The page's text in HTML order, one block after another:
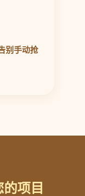
别手动抢
项目